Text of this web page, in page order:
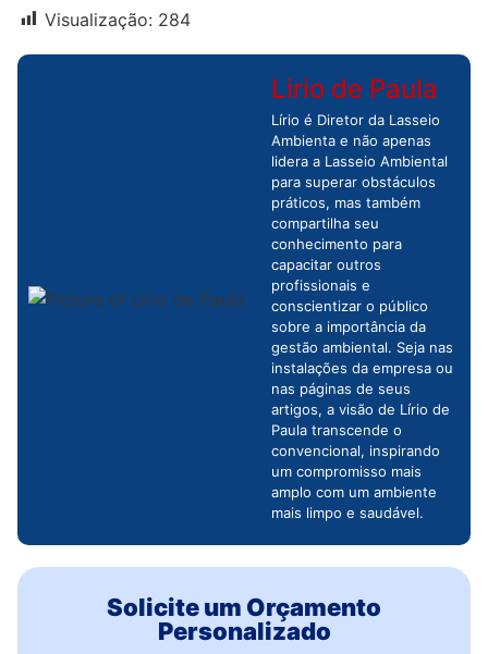
Visualização: 284
Lirio de Paula
Lírio é Diretor da Lasseio
Ambienta e não apenas
lidera a Lasseio Ambiental
para superar obstáculos
práticos, mas também
compartilha seu
conhecimento para
capacitar outros
profissionais e
conscientizar o público
sobre a importância da
gestão ambiental. Seja nas
instalações da empresa ou
nas páginas de seus
artigos, a visão de Lírio de
Paula transcende o
convencional, inspirando
um compromisso mais
amplo com um ambiente
mais limpo e saudável.
Solicite um Orçamento
Personalizado